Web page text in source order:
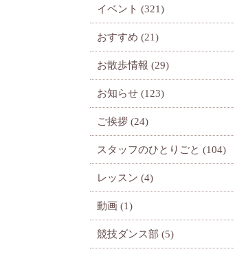
イベント (321)
おすすめ (21)
お散歩情報 (29)
お知らせ (123)
ご挨拶 (24)
スタッフのひとりごと (104)
レッスン (4)
動画 (1)
競技ダンス部 (5)